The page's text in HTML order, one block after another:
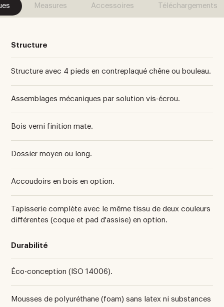
Measures Accessoires Téléchargements
Structure
Structure avec 4 pieds en contreplaqué chêne ou bouleau.
Assemblages mécaniques par solution vis-écrou.
Bois verni finition mate.
Dossier moyen ou long.
Accoudoirs en bois en option.
Tapisserie complète avec le même tissu de deux couleurs
différentes (coque et pad d'assise) en option.
Durabilité
Éco-conception (ISO 14006).
Mousses de polyuréthane (foam) sans latex ni substances